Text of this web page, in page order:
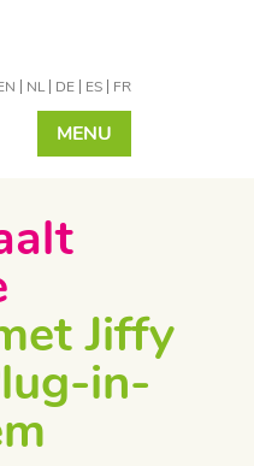
NL DE ES FR
MENU
Jiffy
in-